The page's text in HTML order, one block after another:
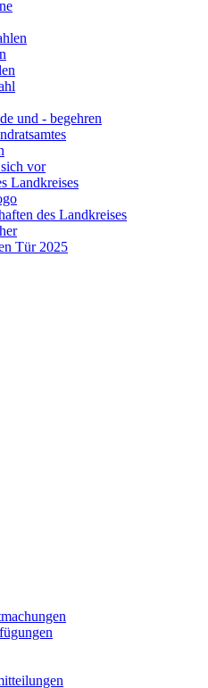
und - begehren
vor
Landkreises
des Landkreises
Tür 2025